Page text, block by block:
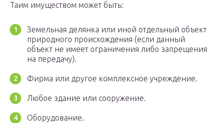
Таим имуществом может быть:
Земельная делянка или иной отдельный объект
природного происхождения (если данный
объект не имеет ограничения либо запрещения
на передачу).
Фирма или другое комплексное учреждение.
Любое здание или сооружение.
Оборудование.